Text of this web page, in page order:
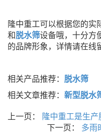
隆中重工可以根据您的实
和脱水筛设备哦，十分方
的品牌形象，详情请在线
相关产品推荐： 脱水筛
相关文章推荐： 新型脱水
上一页：
隆中重工是生
下一页：
多雨